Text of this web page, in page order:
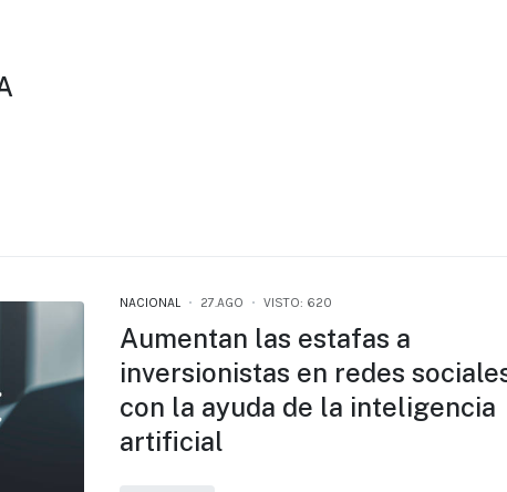
NACIONAL 27.AGO VISTO: 620
Aumentan las estafas a
inversionistas en redes
con la ayuda de la inteligencia
artificial